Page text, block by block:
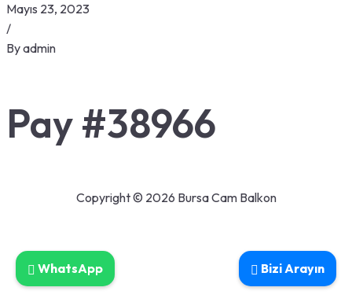
Mayıs 23, 2023
/
Byadmin
Pay #38966
Copyright © 2026 Bursa Cam Balkon
Bizi Arayın
WhatsApp